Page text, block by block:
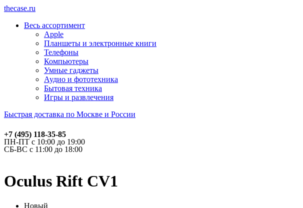
thecase.ru
Весь ассортимент
Apple
Планшеты и электронные книги
Телефоны
Компьютеры
Умные гаджеты
Аудио и фототехника
Бытовая техника
Игры и развлечения
Быстрая доставка по Москве и России
+7 (495) 118-35-85
ПН-ПТ с 10:00 до 19:00
СБ-ВС с 11:00 до 18:00
Oculus Rift CV1
Новый